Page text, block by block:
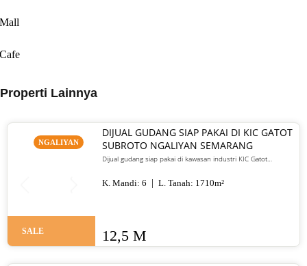
Mall
Cafe
Properti Lainnya
NGALIYAN
SALE
DIJUAL GUDANG SIAP PAKAI DI KIC GATOT
SUBROTO NGALIYAN SEMARANG
Dijual gudang siap pakai di kawasan industri KIC Gatot
K. Mandi: 6 L. Tanah: 1710m²
12,5 M